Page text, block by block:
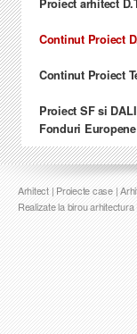
Proiect arhitect
Continut Proiect
Continut Proiect
Proiect SF si
Fonduri Europene
Arhitect | Proiecte case |
Realizate la birou arhitectura